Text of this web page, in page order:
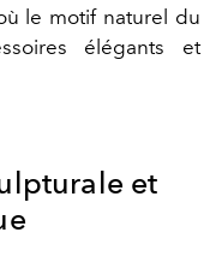
le motif naturel du
élégants et
et